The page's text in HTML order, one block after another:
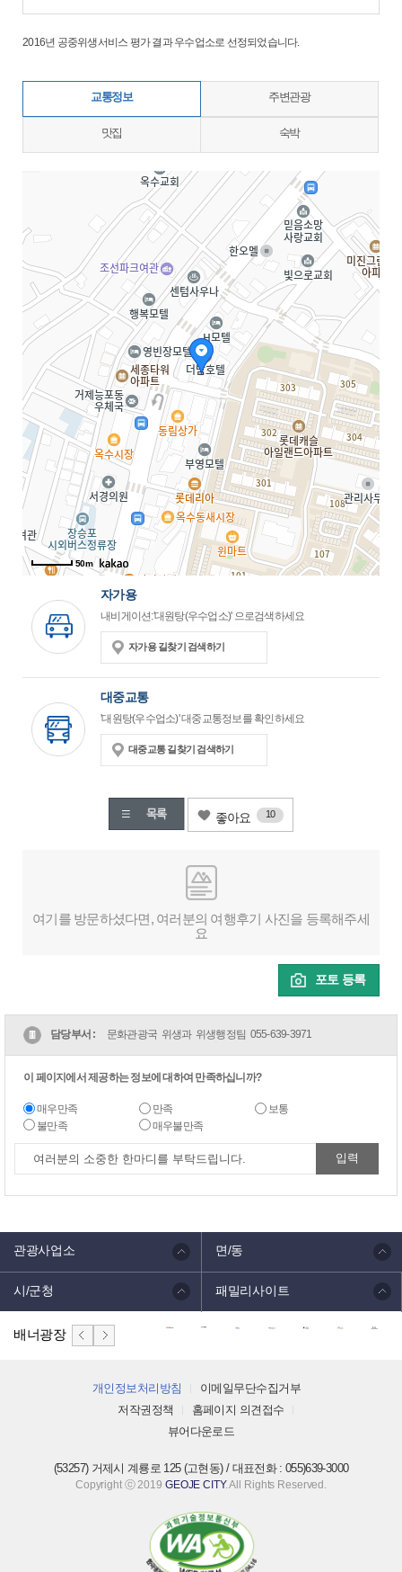
2016년 공중위생서비스 평가 결과 우수업소로 선정되었습니다.
교통정보 주변관광
맛집 숙박
50m
자가용
내비게이션:'대원탕(우수업소)' 으로검색하세요
자가용 길찾기 검색하기
대중교통
'대원탕(우수업소)' 대중교통정보를 확인하세요
대중교통 길찾기 검색하기
좋아요 10
여기를 방문하셨다면, 여러분의 여행후기 사진을 등록해주세
요
포토 등록
담당부서 : 문화관광국 위생과 위생행정팀 055-639-3971
이 페이지에서 제공하는 정보에 대하여 만족하십니까?
매우만족 만족
보통
불만족
매우불만족
관광사업소 면/동
시/군청 패밀리사이트
배너광장
개인정보처리방침
이메일무단수집거부
저작권정책
홈페이지 의견접수
뷰어다운로드
(53257) 거제시 계룡로 125 (고현동) / 대표전화 : 055)639-3000
Copyright ⓒ 2019 GEOJE CITY. All Rights Reserved.